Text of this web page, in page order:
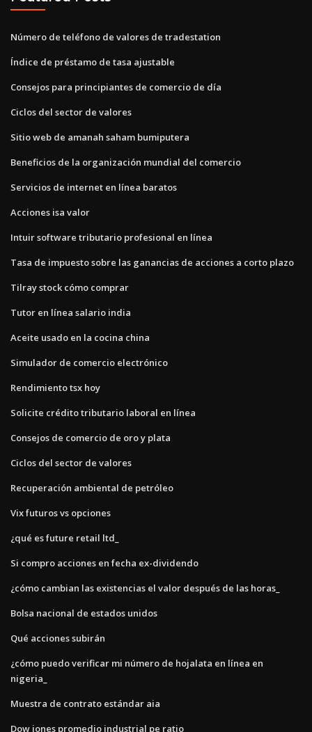
Número de teléfono de valores de tradestation
Índice de préstamo de tasa ajustable
Consejos para principiantes de comercio de día
Ciclos del sector de valores
Sitio web de amanah saham bumiputera
Beneficios de la organización mundial del comercio
Servicios de internet en línea baratos
Acciones isa valor
Intuir software tributario profesional en línea
Tasa de impuesto sobre las ganancias de acciones a corto plazo
Tilray stock cómo comprar
Tutor en línea salario india
Aceite usado en la cocina china
Simulador de comercio electrónico
Rendimiento tsx hoy
Solicite crédito tributario laboral en línea
Consejos de comercio de oro y plata
Ciclos del sector de valores
Recuperación ambiental de petróleo
Vix futuros vs opciones
¿qué es future retail ltd_
Si compro acciones en fecha ex-dividendo
¿cómo cambian las existencias el valor después de las horas_
Bolsa nacional de estados unidos
Qué acciones subirán
¿cómo puedo verificar mi número de hojalata en línea en
nigeria_
Muestra de contrato estándar aia
Dow jones promedio industrial pe ratio